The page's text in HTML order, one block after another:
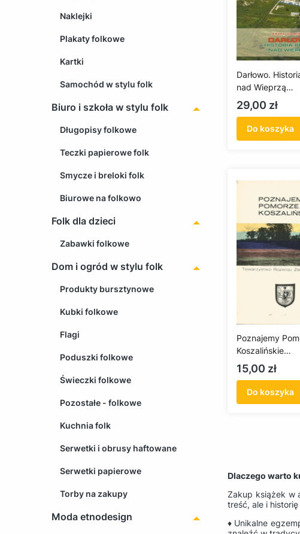
Naklejki
Plakaty folkowe
Kartki
Samochód w stylu folk
Biuro i szkoła w stylu folk
Długopisy folkowe
Teczki papierowe folk
Smycze i breloki folk
Biurowe na folkowo
Folk dla dzieci
Zabawki folkowe
Dom i ogród w stylu folk
Produkty bursztynowe
Kubki folkowe
Flagi
Poduszki folkowe
Świeczki folkowe
Pozostałe - folkowe
Kuchnia folk
Serwetki i obrusy haftowane
Serwetki papierowe
Torby na zakupy
Moda etnodesign
Darłowo.
nad Wieprzą
(antykwariat)
Cena
29,00 zł
Do koszyka
Poznajemy
Koszalińskie
(antykwariat)
Cena
15,00 zł
Do koszyka
Dlaczego warto
Zakup książek w
treść, ale i
♦ Unikalne